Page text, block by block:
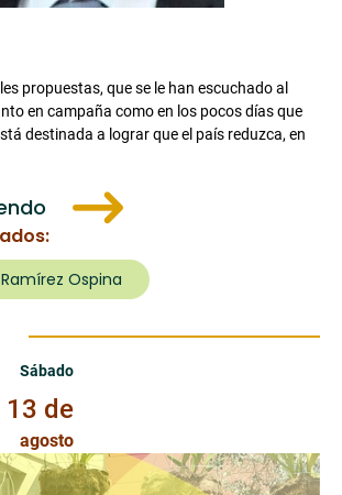
propuestas, que se le han escuchado al
en campaña como en los pocos días que
destinada a lograr que el país reduzca, en
Ospina
de 2022
Sábado
13 de
agosto